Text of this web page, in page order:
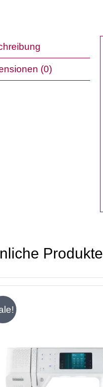
(0)
Produkte
IN DEN WARENKORB